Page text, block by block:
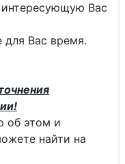
Вас
Вас время.
об этом и
найти на